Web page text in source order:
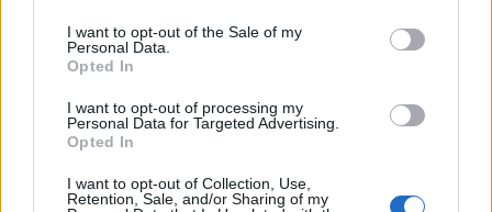
I want to opt-out of the Sale of my
Personal Data.
Opted In
I want to opt-out of processing my
Personal Data for Targeted Advertising.
Opted In
I want to opt-out of Collection, Use,
Retention, Sale, and/or Sharing of my